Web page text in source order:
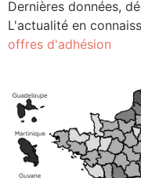
Dernières données,
L'actualité en
offres d'adhésion